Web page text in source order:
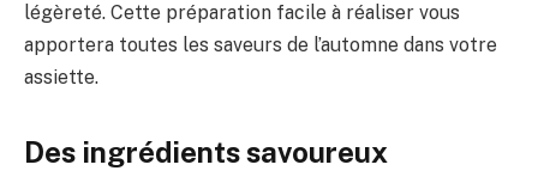
légèreté. Cette préparation facile à réaliser vous
apportera toutes les saveurs de l’automne dans votre
assiette.
Des ingrédients savoureux